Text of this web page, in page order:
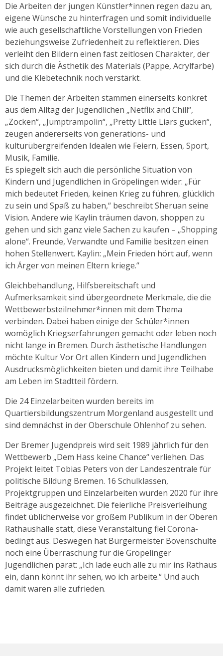
Die Arbeiten der jungen Künstler*innen regen dazu an,
eigene Wünsche zu hinterfragen und somit individuelle
wie auch gesellschaftliche Vorstellungen von Frieden
beziehungsweise Zufriedenheit zu reflektieren. Dies
verleiht den Bildern einen fast zeitlosen Charakter, der
sich durch die Ästhetik des Materials (Pappe, Acrylfarbe)
und die Klebetechnik noch verstärkt.
Die Themen der Arbeiten stammen einerseits konkret
aus dem Alltag der Jugendlichen „Netflix and Chill“,
„Zocken“, „Jumptrampolin“, „Pretty Little Liars gucken“,
zeugen andererseits von generations- und
kulturübergreifenden Idealen wie Feiern, Essen, Sport,
Musik, Familie.
Es spiegelt sich auch die persönliche Situation von
Kindern und Jugendlichen in Gröpelingen wider: „Für
mich bedeutet Frieden, keinen Krieg zu führen, glücklich
zu sein und Spaß zu haben,“ beschreibt Sheruan seine
Vision. Andere wie Kaylin träumen davon, shoppen zu
gehen und sich ganz viele Sachen zu kaufen – „Shopping
alone“. Freunde, Verwandte und Familie besitzen einen
hohen Stellenwert. Kaylin: „Mein Frieden hört auf, wenn
ich Ärger von meinen Eltern kriege.“
Gleichbehandlung, Hilfsbereitschaft und
Aufmerksamkeit sind übergeordnete Merkmale, die die
Wettbewerbsteilnehmer*innen mit dem Thema
verbinden. Dabei haben einige der Schüler*innen
womöglich Kriegserfahrungen gemacht oder leben noch
nicht lange in Bremen. Durch ästhetische Handlungen
möchte Kultur Vor Ort allen Kindern und Jugendlichen
Ausdrucksmöglichkeiten bieten und damit ihre Teilhabe
am Leben im Stadtteil fördern.
Die 24 Einzelarbeiten wurden bereits im
Quartiersbildungszentrum Morgenland ausgestellt und
sind demnächst in der Oberschule Ohlenhof zu sehen.
Der Bremer Jugendpreis wird seit 1989 jährlich für den
Wettbewerb „Dem Hass keine Chance“ verliehen. Das
Projekt leitet Tobias Peters von der Landeszentrale für
politische Bildung Bremen. 16 Schulklassen,
Projektgruppen und Einzelarbeiten wurden 2020 für ihre
Beiträge ausgezeichnet. Die feierliche Preisverleihung
findet üblicherweise vor großem Publikum in der Oberen
Rathaushalle statt, diese Veranstaltung fiel Corona-
bedingt aus. Deswegen hat Bürgermeister Bovenschulte
noch eine Überraschung für die Gröpelinger
Jugendlichen parat: „Ich lade euch alle zu mir ins Rathaus
ein, dann könnt ihr sehen, wo ich arbeite.“ Und auch
damit waren alle zufrieden.